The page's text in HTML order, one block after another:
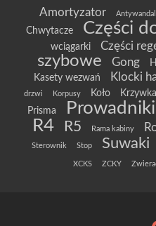
Amortyzator Antywandal
Chwytacze Części
wciągarki
Części
szybowe
Gong
Kasety wezwań
Klocki
drzwi
Korpusy Koło Krzywka
Prisma
Prowadniki
R4 R5 Rama kabiny
Sterownik Stop Suwaki
XCKS ZCKY